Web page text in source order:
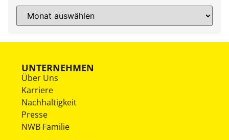
UNTERNEHMEN
Über Uns
Karriere
Nachhaltigkeit
Presse
NWB Familie